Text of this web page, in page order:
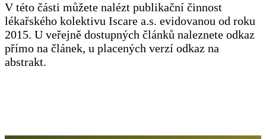
V této části můžete nalézt publikační činnost
lékařského kolektivu Iscare a.s. evidovanou od roku
2015. U veřejně dostupných článků naleznete odkaz
přímo na článek, u placených verzí odkaz na
abstrakt.